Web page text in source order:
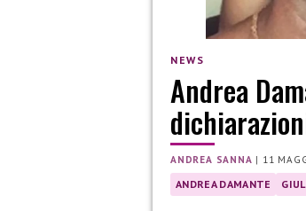
NEWS
Andrea
ANDREA SANNA | 11
ANDREA DAMANTE